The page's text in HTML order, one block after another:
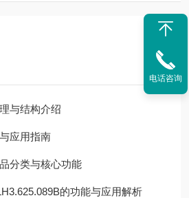
与结构介绍
应用指南
分类与核心功能
的功能与应用解析
电话咨询